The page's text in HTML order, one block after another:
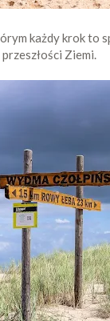
każdy krok
Ziemi.